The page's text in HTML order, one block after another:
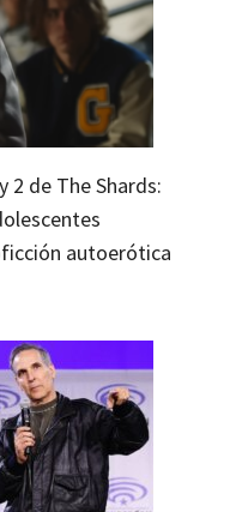
2 de The Shards:
autoerótica